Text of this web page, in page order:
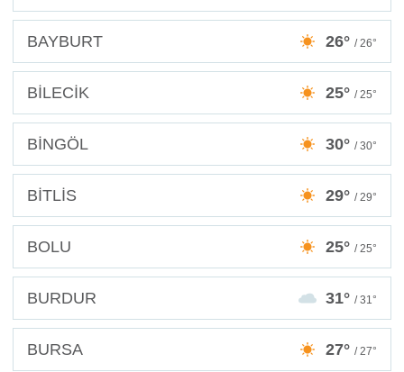
BAYBURT 26° / 26°
BİLECİK 25° / 25°
BİNGÖL 30° / 30°
BİTLİS 29° / 29°
BOLU 25° / 25°
BURDUR 31° / 31°
BURSA 27° / 27°